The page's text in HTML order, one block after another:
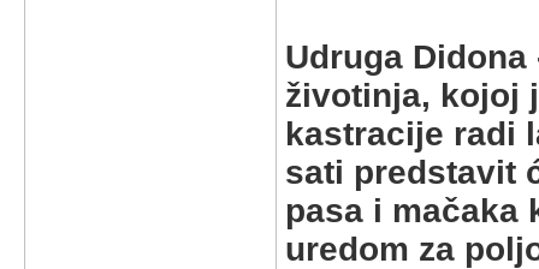
Udruga
životinja, kojoj
kastracije radi
sati predstavit
pasa i mačaka
uredom za